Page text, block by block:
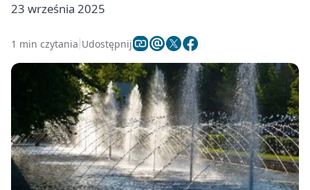
23 września 2025
1 min czytania Udostępnij